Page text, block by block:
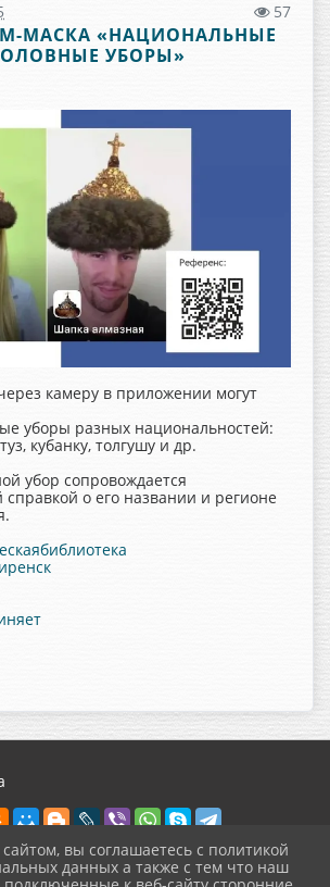
57
МАСКА «НАЦИОНАЛЬНЫЕ
УБОРЫ»
камеру в приложении могут
уборы разных национальностей:
кубанку, толгушу и др.
убор сопровождается
справкой о его названии и регионе
вы соглашаетесь с политикой
данных а также с тем что наш